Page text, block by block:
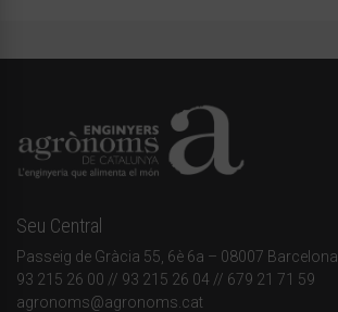
Seu Central
Passeig de Gràcia 55, 6è 6a – 08007 Barcelona
93 215 26 00 // 93 215 26 04 // 679 21 71 59
agronoms@agronoms.cat